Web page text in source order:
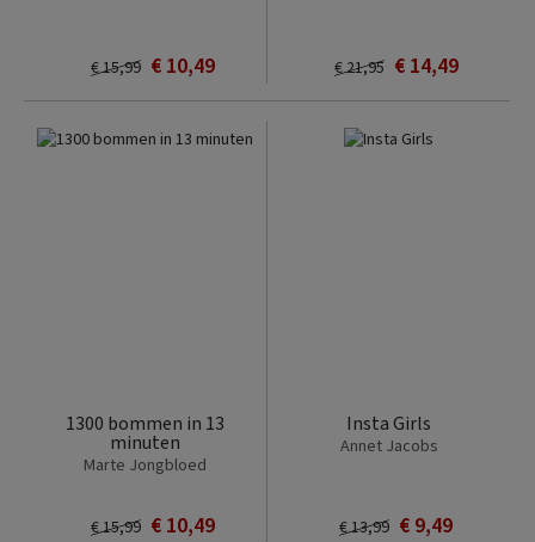
€ 10,49
€ 15,99 € 14,49
€ 21,95
1300 bommen in 13
minuten
Marte Jongbloed
€ 10,49
€ 15,99
Insta Girls
Annet Jacobs
€ 9,49
€ 13,99